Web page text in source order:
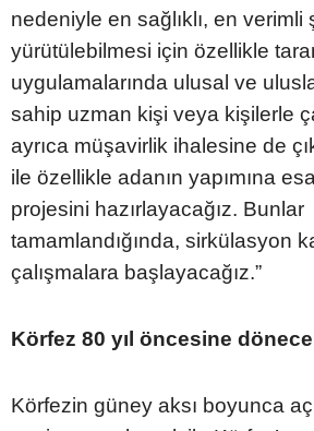
nedeniyle en sağlıklı, en verimli
yürütülebilmesi için özellikle
uygulamalarında ulusal ve
sahip uzman kişi veya kişilerle
ayrıca müşavirlik ihalesine de
ile özellikle adanın yapımına
projesini hazırlayacağız. Bunlar
tamamlandığında, sirkülasyon
çalışmalara başlayacağız.”
Körfez 80 yıl öncesine
Körfezin güney aksı boyunca